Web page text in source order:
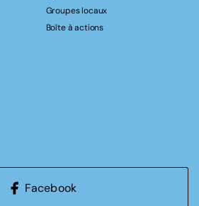
Groupes locaux
Boîte à actions
Facebook